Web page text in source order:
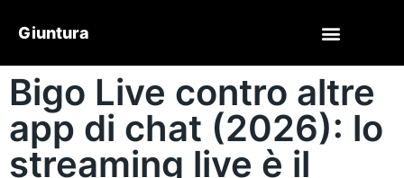
Giuntura
Bigo Live contro altre
app di chat (2026): lo
streaming live è il